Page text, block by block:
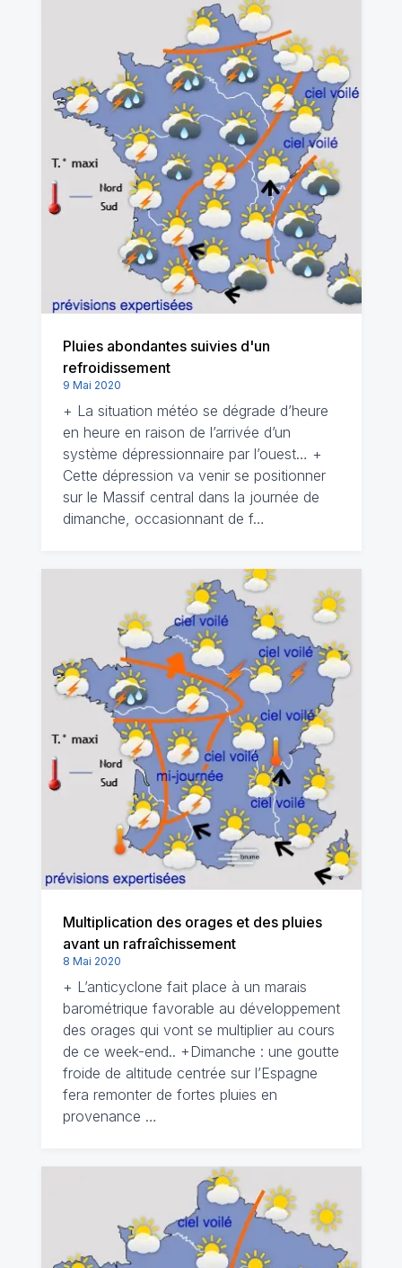
Pluies abondantes suivies d'un
refroidissement
9 Mai 2020
+ La situation météo se dégrade d’heure
en heure en raison de l’arrivée d’un
système dépressionnaire par l’ouest… +
Cette dépression va venir se positionner
sur le Massif central dans la journée de
dimanche, occasionnant de f…
Multiplication des orages et des pluies
avant un rafraîchissement
8 Mai 2020
+ L’anticyclone fait place à un marais
barométrique favorable au développement
des orages qui vont se multiplier au cours
de ce week-end.. +Dimanche : une goutte
froide de altitude centrée sur l’Espagne
fera remonter de fortes pluies en
provenance …